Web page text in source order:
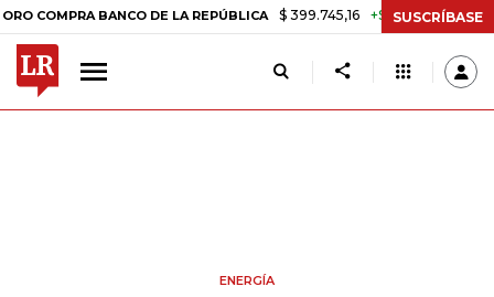
BANCO DE LA REPÚBLICA $ 399.745,16 +$ 2.295,71 +0,58%
SUSCRÍBASE
ENERGÍA